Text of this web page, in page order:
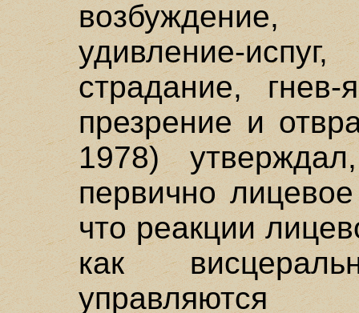
возбуждение,
удивление-
страдание, гнев-
презрение и
1978)
первично
что реакции
как